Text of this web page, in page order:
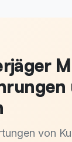
von